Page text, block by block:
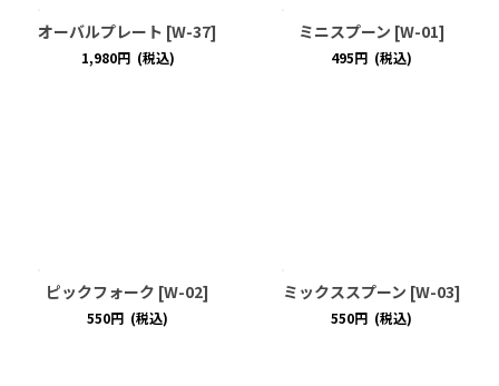
オーバルプレート [W-37]
1,980円 (税込)
ミニスプーン [W-01]
495円 (税込)
ピックフォーク [W-02]
550円 (税込)
ミックススプーン [W-03]
550円 (税込)